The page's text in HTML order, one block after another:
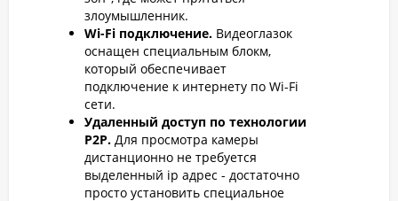
злоумышленник.
Wi-Fi подключение. Видеоглазок
оснащен специальным блокм,
который обеспечивает
подключение к интернету по Wi-Fi
сети.
Удаленный доступ по технологии
P2P. Для просмотра камеры
дистанционно не требуется
выделенный ip адрес - достаточно
просто установить специальное